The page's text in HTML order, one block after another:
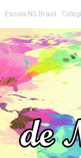
Escola NS Brasil